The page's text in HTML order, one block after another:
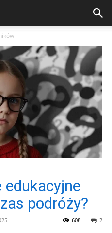
edukacyjne
podróży?
2
608